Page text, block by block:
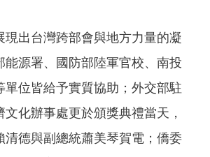
現出台灣跨部會與地方力量的凝
能源署、國防部陸軍官校、南投
單位皆給予實質協助；外交部駐
化辦事處更於頒獎典禮當天，
清德與副總統蕭美琴賀電；僑委